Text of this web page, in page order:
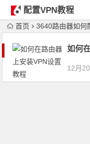
配置VPN教程
首页 3640路由器如何
如何
12月